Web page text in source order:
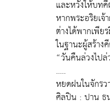
และหวังให้บท
หากพระอริยเ
ต่างได้พากเพี
ในฐานะผู้สร้า
“วันคืนล่วงไปล่
.....
หยดฝนในจักรว
ศิลปิน : ปาน ธ